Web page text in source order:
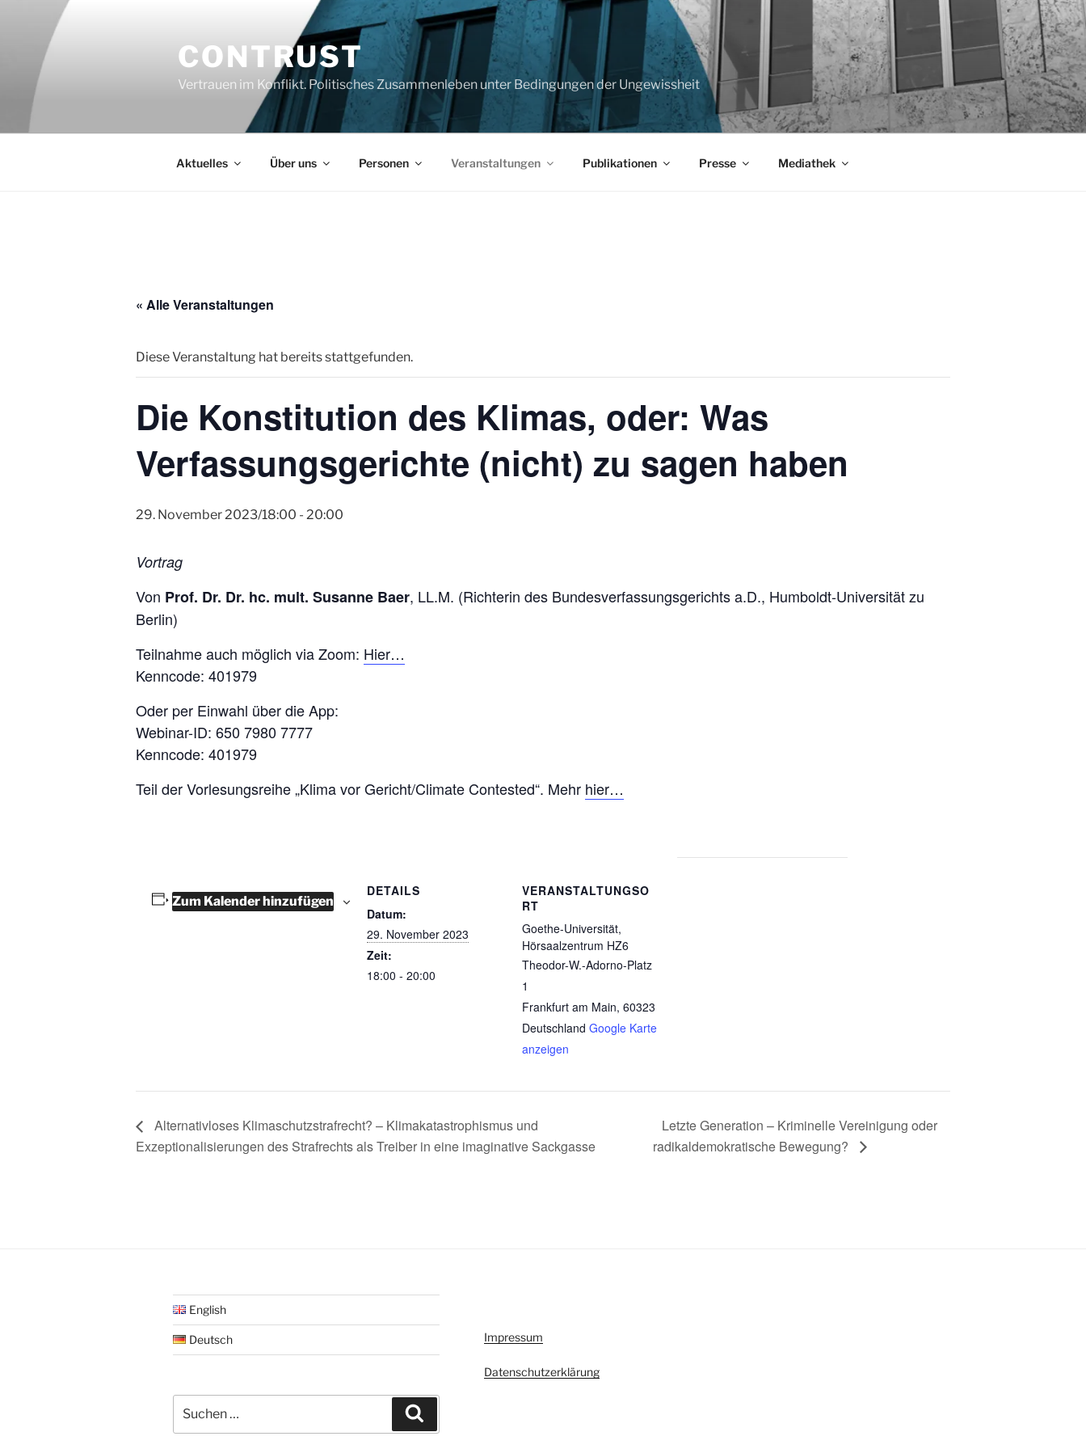
springen
CONTRUST
Vertrauen im Konflikt. Politisches Zusammenleben unter Bedingungen der Ungewissheit
Aktuelles Über uns Personen Veranstaltungen Publikationen Presse Mediathek
« Alle Veranstaltungen
Diese Veranstaltung hat bereits stattgefunden.
Die Konstitution des Klimas, oder: Was
Verfassungsgerichte (nicht) zu sagen haben
29. November 2023/18:00 - 20:00
Vortrag
Von Prof. Dr. Dr. hc. mult. Susanne Baer, LL.M. (Richterin des Bundesverfassungsgerichts a.D., Humboldt-Universität zu
Berlin)
Teilnahme auch möglich via Zoom: Hier…
Kenncode: 401979
Oder per Einwahl über die App:
Webinar-ID: 650 7980 7777
Kenncode: 401979
Teil der Vorlesungsreihe „Klima vor Gericht/Climate Contested“. Mehr hier…
Zum Kalender hinzufügen
DETAILS
Datum:
29. November 2023
Zeit:
18:00 - 20:00
VERANSTALTUNGSO
RT
Goethe-Universität,
Hörsaalzentrum HZ6
Theodor-W.-Adorno-Platz
1
Frankfurt am Main, 60323
Deutschland Google Karte
anzeigen
Alternativloses Klimaschutzstrafrecht? – Klimakatastrophismus und
Exzeptionalisierungen des Strafrechts als Treiber in eine imaginative Sackgasse
Letzte Generation – Kriminelle Vereinigung oder
radikaldemokratische Bewegung?
English
Deutsch
nach:
Impressum
Datenschutzerklärung